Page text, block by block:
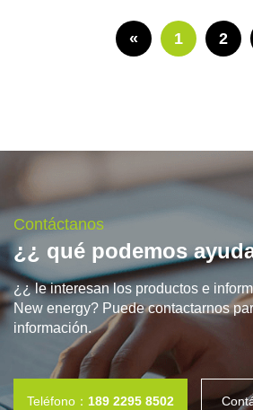
« 1 2
Contáctanos
¿¿ qué podemos
¿¿ le interesan los productos e
New energy? Puede contactarnos
información.
Teléfono： 189 2295 8502